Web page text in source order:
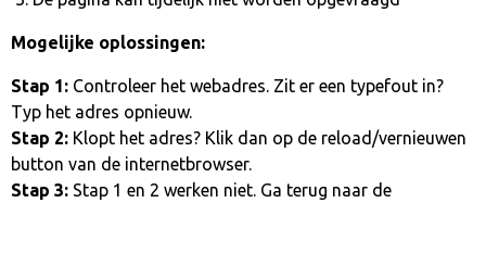
Mogelijke oplossingen:
Stap 1: Controleer het webadres. Zit er een typefout in?
Typ het adres opnieuw.
Stap 2: Klopt het adres? Klik dan op de reload/vernieuwen
button van de internetbrowser.
Stap 3: Stap 1 en 2 werken niet. Ga terug naar de